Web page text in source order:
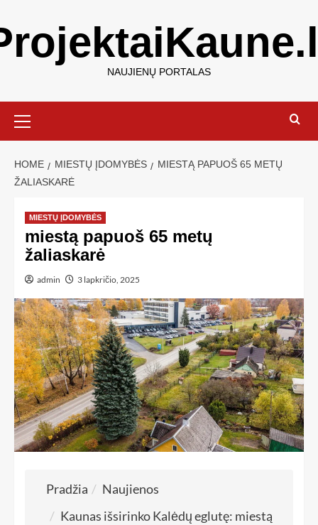
NAUJIENŲ PORTALAS
HOME MIESTŲ ĮDOMYBĖS
MIESTĄ PAPUOŠ 65 METŲ
ŽALIASKARĖ
MIESTŲ ĮDOMYBĖS
miestą papuoš 65 metų
žaliaskarė
admin 3 lapkričio, 2025
Pradžia
Naujienos
Kaunas išsirinko Kalėdų eglutę: miestą